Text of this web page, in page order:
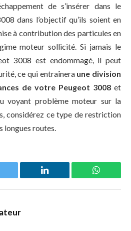
de s’insérer dans le
dans l’objectif qu’ils soient en
à contribution des particules en
moteur sollicité. Si jamais le
3008 est endommagé, il peut
ce qui entraînera une division
de votre Peugeot 3008 et
voyant problème moteur sur la
considérez ce type de restriction
longues routes.
LinkedIn